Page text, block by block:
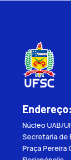
Endereço:
Núcleo UAB/
Secretaria de
Praça Pereira